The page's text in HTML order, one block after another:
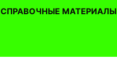
СПРАВОЧНЫЕ МАТЕРИАЛЫ